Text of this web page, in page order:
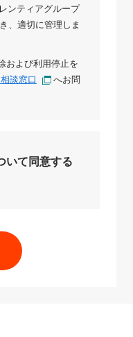
レンティアグループ
、適切に管理しま
および利用停止を
談窓口
へお問
いて同意する